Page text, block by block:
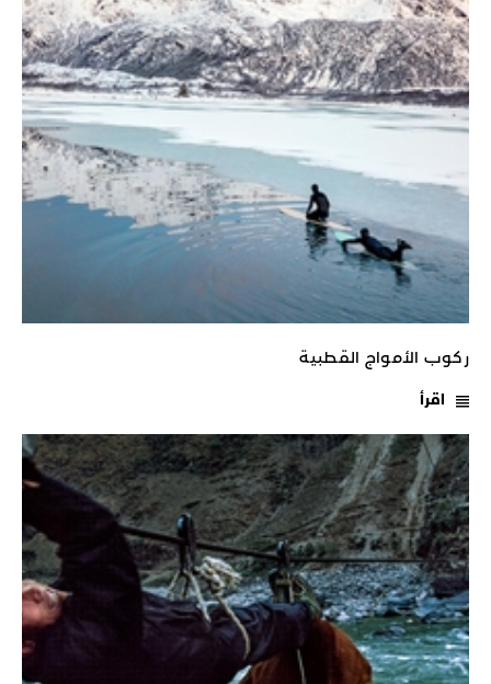
ركوب الأمواج القطبية
اقرأ